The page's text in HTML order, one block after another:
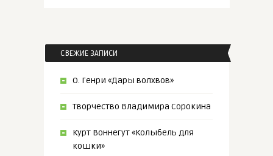
СВЕЖИЕ ЗАПИСИ
О. Генри «Дары волхвов»
Творчество Владимира Сорокина
Курт Воннегут «Колыбель для
кошки»